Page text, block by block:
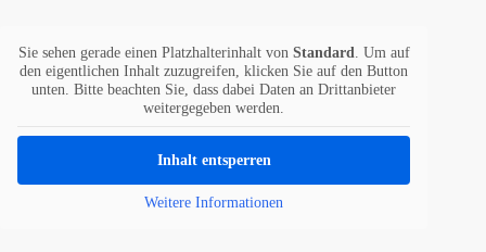
Sie sehen gerade einen Platzhalterinhalt von Standard
. Um auf
den eigentlichen Inhalt zuzugreifen, klicken Sie auf den Button
unten. Bitte beachten Sie, dass dabei Daten an Drittanbieter
weitergegeben werden.
Inhalt entsperren
Weitere Informationen